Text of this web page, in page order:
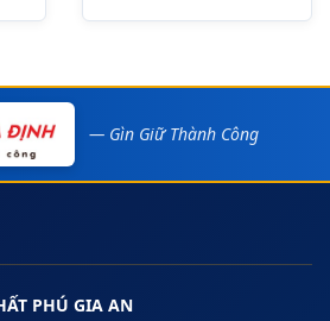
— Gìn Giữ Thành Công
PHÚ GIA AN